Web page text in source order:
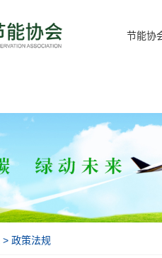
节能协
> 政策法规